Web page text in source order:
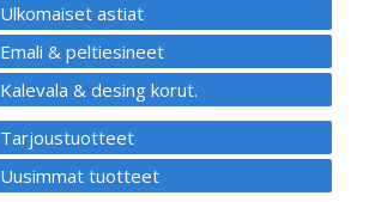
Ulkomaiset astiat
Emali & peltiesineet
Kalevala & desing korut.
Tarjoustuotteet
Uusimmat tuotteet